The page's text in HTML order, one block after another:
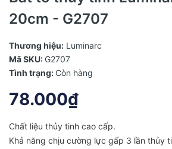
20cm - G2707
Thương hiệu: Luminarc
Mã SKU: G2707
Tình trạng: Còn hàng
78.000₫
Chất liệu thủy tinh cao cấp.
Khả năng chịu cường lực gấp 3 lần thủy